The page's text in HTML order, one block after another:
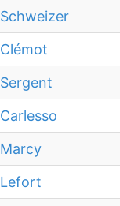
Schweizer
Clémot
Sergent
Carlesso
Marcy
Lefort